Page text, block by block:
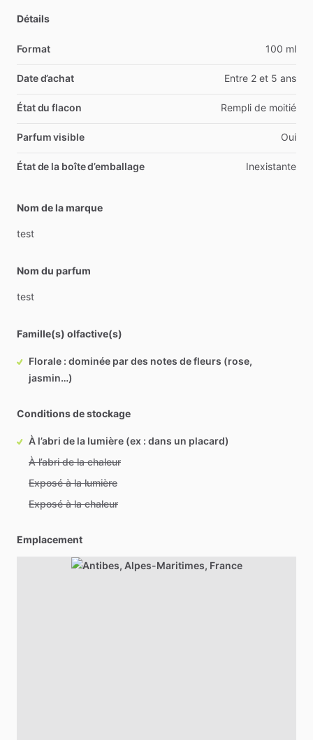
Détails
Format 100 ml
Date d’achat Entre 2 et 5 ans
État du flacon Rempli de moitié
Parfum visible Oui
État de la boîte d’emballage Inexistante
Nom de la marque
test
Nom du parfum
test
Famille(s) olfactive(s)
Florale : dominée par des notes de fleurs (rose,
jasmin…)
Conditions de stockage
À l’abri de la lumière (ex : dans un placard)
À l’abri de la chaleur
Exposé à la lumière
Exposé à la chaleur
Emplacement